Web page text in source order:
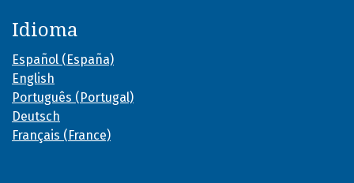
Idioma
Español (España)
English
Português (Portugal)
Deutsch
Français (France)